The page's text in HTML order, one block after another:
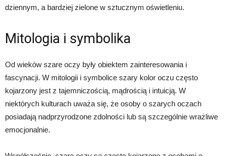
dziennym, a bardziej zielone w sztucznym oświetleniu.
Mitologia i symbolika
Od wieków szare oczy były obiektem zainteresowania i
fascynacji. W mitologii i symbolice szary kolor oczu często
kojarzony jest z tajemniczością, mądrością i intuicją. W
niektórych kulturach uważa się, że osoby o szarych oczach
posiadają nadprzyrodzone zdolności lub są szczególnie wrażliwe
emocjonalnie.